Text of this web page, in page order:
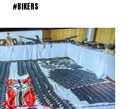
#BIKERS